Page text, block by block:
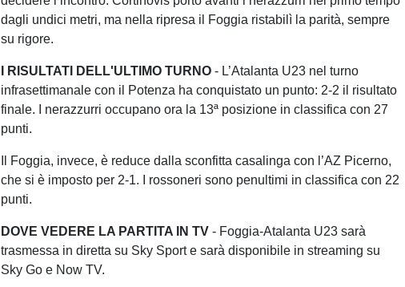
dagli undici metri, ma nella ripresa il Foggia ristabilì la parità, sempre
su rigore.
I RISULTATI DELL'ULTIMO TURNO- L’Atalanta U23 nel turno
infrasettimanale con il Potenza ha conquistato un punto: 2-2 il risultato
finale. I nerazzurri occupano ora la 13ª posizione in classifica con 27
punti.
Il Foggia, invece, è reduce dalla sconfitta casalinga con l’AZ Picerno,
che si è imposto per 2-1. I rossoneri sono penultimi in classifica con 22
punti.
DOVE VEDERE LA PARTITA IN TV - Foggia-Atalanta U23 sarà
trasmessa in diretta su Sky Sport e sarà disponibile in streaming su
Sky Go e Now TV.